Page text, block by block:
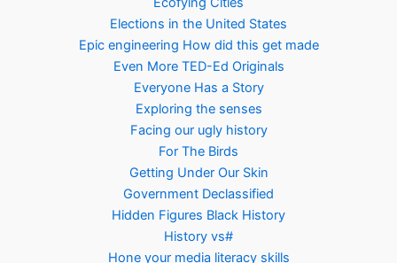
Elections in the United States
Epic engineering How did this get made
Even More TED-Ed Originals
Everyone Has a Story
Exploring the senses
Facing our ugly history
For The Birds
Getting Under Our Skin
Government Declassified
Hidden Figures Black History
History vs#
Hone your media literacy skills